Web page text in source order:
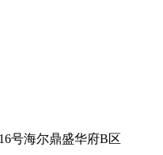
海尔鼎盛华府B区